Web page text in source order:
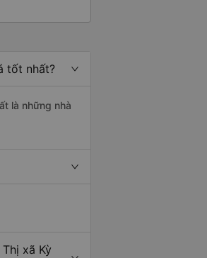
tốt nhất?
là những nhà
xã Kỳ